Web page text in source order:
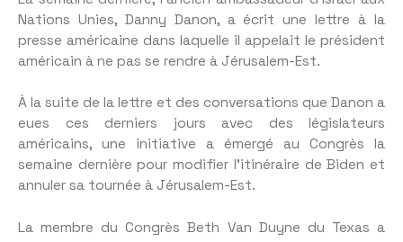
Nations Unies, Danny Danon, a écrit une lettre à la
presse américaine dans laquelle il appelait le président
américain à ne pas se rendre à Jérusalem-Est.
À la suite de la lettre et des conversations que Danon a
eues ces derniers jours avec des législateurs
américains, une initiative a émergé au Congrès la
semaine dernière pour modifier l’itinéraire de Biden et
annuler sa tournée à Jérusalem-Est.
La membre du Congrès Beth Van Duyne du Texas a